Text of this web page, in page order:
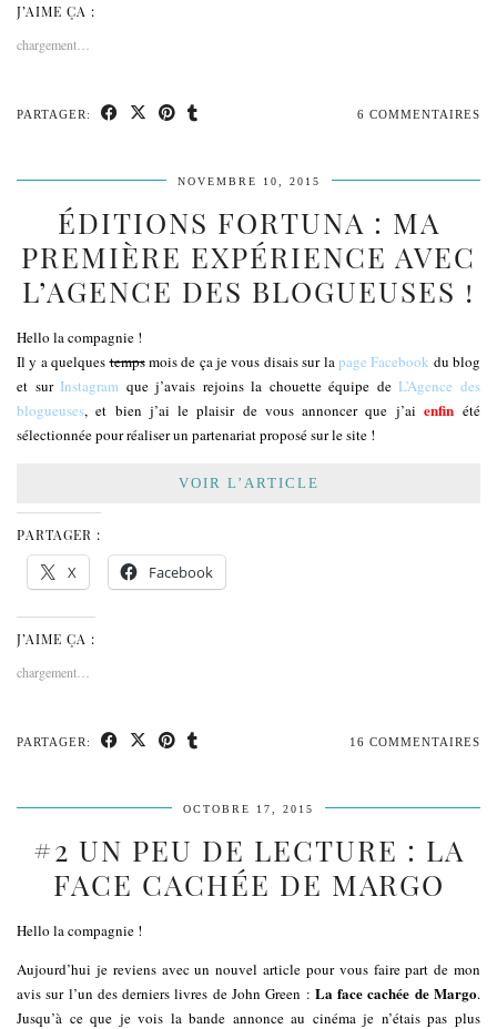
J’AIME ÇA :
chargement…
PARTAGER: 6 COMMENTAIRES
NOVEMBRE 10, 2015
ÉDITIONS FORTUNA : MA
PREMIÈRE EXPÉRIENCE AVEC
L’AGENCE DES BLOGUEUSES !
Hello la compagnie !
Il y a quelquestempsmois de ça je vous disais sur lapage Facebook du blog
et surInstagram que j’avais rejoins la chouette équipe deL’Agence des
blogueuses, et bien j’ai le plaisir de vous annoncer que j’ai enfinété
sélectionnée pour réaliser un partenariat proposé sur le site !
VOIR L’ARTICLE
PARTAGER :
X Facebook
J’AIME ÇA :
chargement…
PARTAGER: 16 COMMENTAIRES
OCTOBRE 17, 2015
#2 UN PEU DE LECTURE : LA
FACE CACHÉE DE MARGO
Hello la compagnie !
Aujourd’hui je reviens avec un nouvel article pour vous faire part de mon
avis sur l’un des derniers livres de John Green : La face cachée de Margo.
Jusqu’à ce que je vois la bande annonce au cinéma je n’étais pas plus